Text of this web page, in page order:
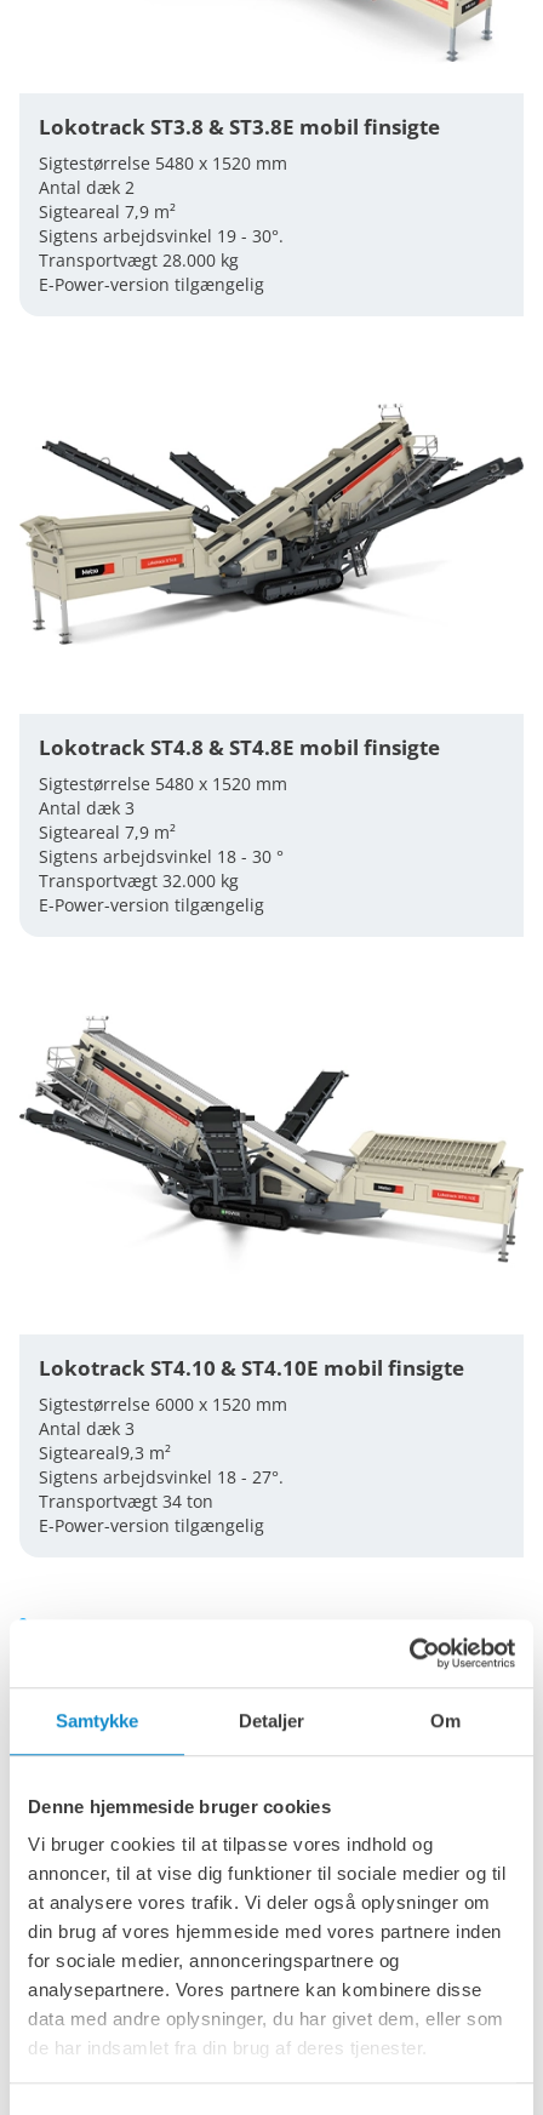
Samtykke Detaljer Om
Denne hjemmeside bruger cookies
Vi bruger cookies til at tilpasse vores indhold og
annoncer, til at vise dig funktioner til sociale medier og til
at analysere vores trafik. Vi deler også oplysninger om
din brug af vores hjemmeside med vores partnere inden
for sociale medier, annonceringspartnere og
analysepartnere. Vores partnere kan kombinere disse
data med andre oplysninger, du har givet dem, eller som
de har indsamlet fra din brug af deres tjenester.
Lokotrack ST3.8 & ST3.8E mobil finsigte
Sigtestørrelse 5480 x 1520 mm
Antal dæk 2
Sigteareal 7,9 m²
Sigtens arbejdsvinkel 19 - 30°.
Transportvægt 28.000 kg
E-Power-version tilgængelig
Lokotrack ST4.8 & ST4.8E mobil finsigte
Sigtestørrelse 5480 x 1520 mm
Antal dæk 3
Sigteareal 7,9 m²
Sigtens arbejdsvinkel 18 - 30 °
Transportvægt 32.000 kg
E-Power-version tilgængelig
Lokotrack ST4.10 & ST4.10E mobil finsigte
Sigtestørrelse 6000 x 1520 mm
Antal dæk 3
Sigteareal9,3 m²
Sigtens arbejdsvinkel 18 - 27°.
Transportvægt 34 ton
E-Power-version tilgængelig
Nordtrack S-serien af mobile